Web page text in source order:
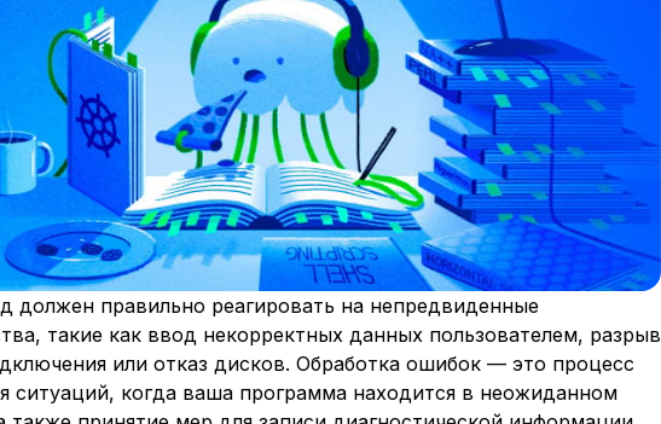
должен правильно реагировать на непредвиденные
такие как ввод некорректных данных пользователем, разрыв
или отказ дисков. Обработка ошибок— это процесс
ситуаций, когда ваша программа находится в неожиданном